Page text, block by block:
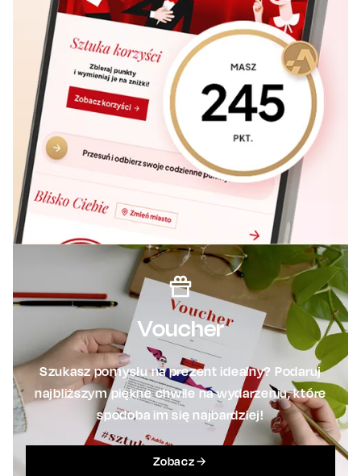
Voucher
Szukasz pomysłu na prezent idealny? Podaruj
najbliższym piękne chwile na wydarzeniu, które
spodoba im się najbardziej!
Zobacz